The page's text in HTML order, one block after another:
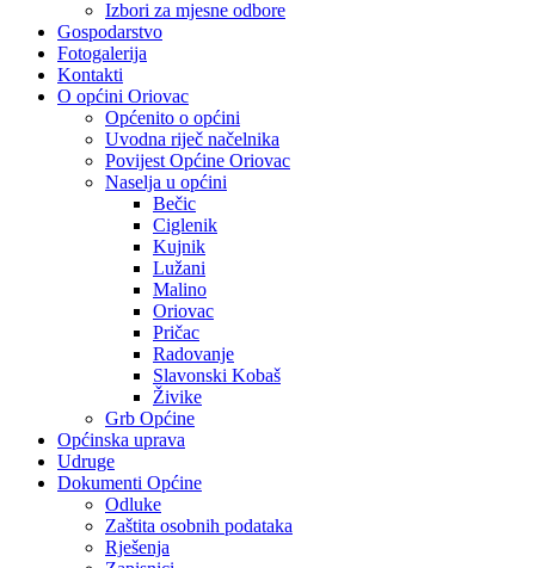
Izbori za mjesne odbore
Gospodarstvo
Fotogalerija
Kontakti
O općini Oriovac
Općenito o općini
Uvodna riječ načelnika
Povijest Općine Oriovac
Naselja u općini
Bečic
Ciglenik
Kujnik
Lužani
Malino
Oriovac
Pričac
Radovanje
Slavonski Kobaš
Živike
Grb Općine
Općinska uprava
Udruge
Dokumenti Općine
Odluke
Zaštita osobnih podataka
Rješenja